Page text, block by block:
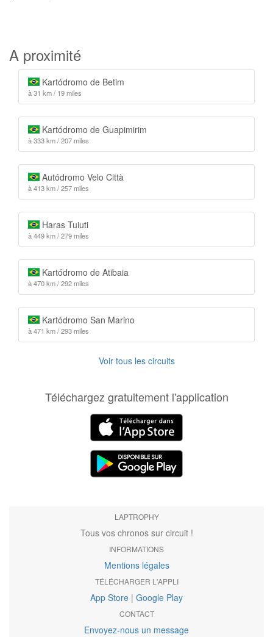
A proximité
Kartódromo de Betim
à 31 km / 19 miles
Kartódromo de Guapimirim
à 333 km / 207 miles
Autódromo Velo Città
à 413 km / 257 miles
Haras Tuiuti
à 449 km / 279 miles
Kartódromo de Atibaia
à 470 km / 292 miles
Kartódromo San Marino
à 471 km / 293 miles
Voir tous les circuits
Téléchargez gratuitement l'application
LAPTROPHY
Tous vos chronos sur circuit !
INFORMATIONS
Mentions légales
TÉLÉCHARGER L'APPLI
App Store | Google Play
CONTACT
Envoyez-nous un message